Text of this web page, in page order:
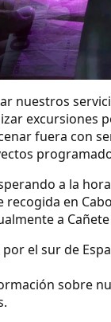
nuestros
excursiones
fuera con
a la
recogida en
a Cañete
el sur de
sobre